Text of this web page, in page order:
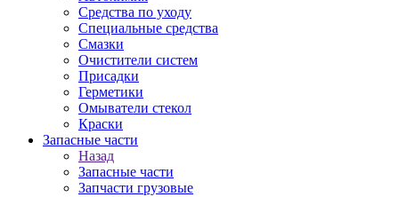
Средства по уходу
Специальные средства
Смазки
Очистители систем
Присадки
Герметики
Омыватели стекол
Краски
Запасные части
Назад
Запасные части
Запчасти грузовые